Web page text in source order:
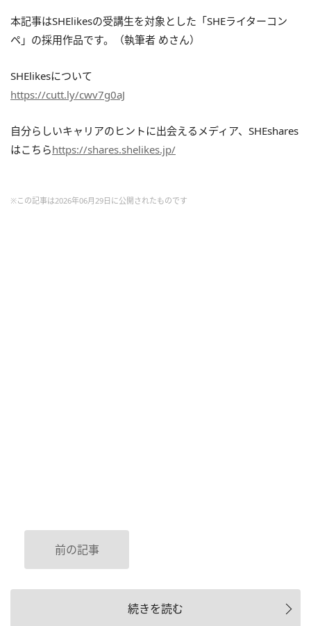
本記事はSHElikesの受講生を対象とした「SHEライターコン
ペ」の採用作品です。（執筆者 めさん）
SHElikesについて
https://cutt.ly/cwv7g0aJ
自分らしいキャリアのヒントに出会えるメディア、SHEshares
はこちらhttps://shares.shelikes.jp/
※この記事は2026年06月29日に公開されたものです
前の記事
続きを読む